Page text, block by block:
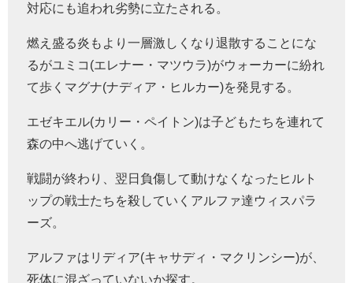
対応にも追われ劣勢に立たされる。
燃え盛る炎もより一層激しくなり退散することにな
るがユミコ(エレナー・マツウラ)がウォーカーに紛れ
て歩くマグナ(ナディア・ヒルカー)を発見する。
エゼキエル(カリー・ペイトン)は子どもたちを連れて
森の中へ逃げていく。
戦闘が終わり、翌日負傷して動けなくなったヒルト
ップの戦士たちを殺していくアルファ達ウィスパラ
ーズ。
アルファはリディア(キャサディ・マクリンシー)が、
死体に混ざっていないか探す。